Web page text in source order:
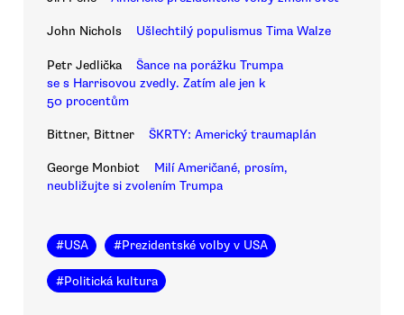
John Nichols Ušlechtilý populismus Tima Walze
Petr Jedlička
Šance na porážku Trumpa
se s Harrisovou zvedly. Zatím ale jen k
50 procentům
Bittner, Bittner ŠKRTY: Americký traumaplán
George Monbiot
Milí Američané, prosím,
neubližujte si zvolením Trumpa
#USA #Prezidentské volby v USA
#Politická kultura